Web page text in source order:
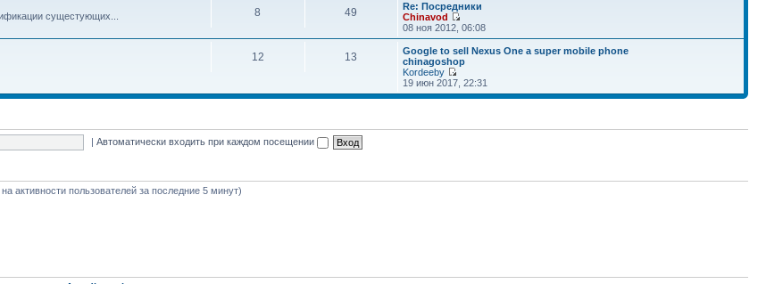
сущестующих... 8 49
Re: Посредники
Chinavod
08 ноя 2012, 06:08
12 13
Google to sell Nexus One a super mobile phone
chinagoshop
Kordeeby
19 июн 2017, 22:31
|Автоматически входить при каждом посещении
активности пользователей за последние 5 минут)